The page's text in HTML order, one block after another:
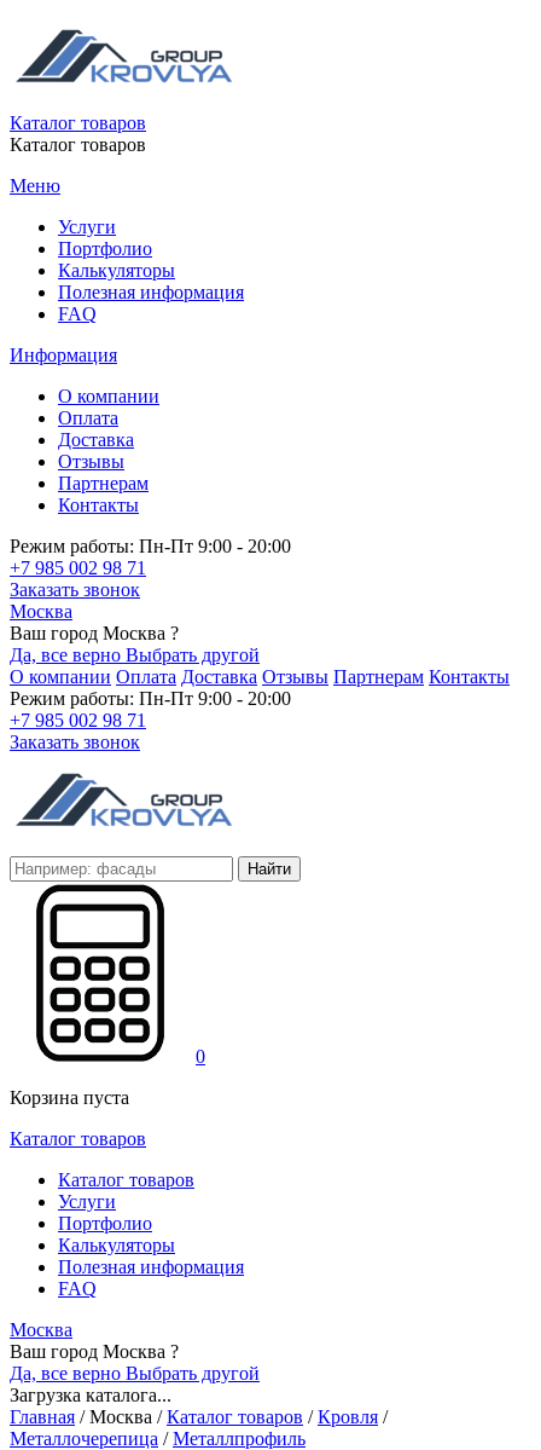
Каталог товаров
Каталог товаров
Меню
Услуги
Портфолио
Калькуляторы
Полезная информация
FAQ
Информация
О компании
Оплата
Доставка
Отзывы
Партнерам
Контакты
Режим работы: Пн-Пт 9:00 - 20:00
+7 985 002 98 71
Заказать звонок
Москва
Ваш город Москва ?
Да, все верно Выбрать другой
О компании Оплата Доставка Отзывы Партнерам Контакты
Режим работы: Пн-Пт 9:00 - 20:00
+7 985 002 98 71
Заказать звонок
Найти
0
Корзина пуста
Каталог товаров
Каталог товаров
Услуги
Портфолио
Калькуляторы
Полезная информация
FAQ
Москва
Ваш город Москва ?
Да, все верно Выбрать другой
Загрузка каталога...
Главная /Москва / Каталог товаров / Кровля /
Металлочерепица / Металлпрофиль